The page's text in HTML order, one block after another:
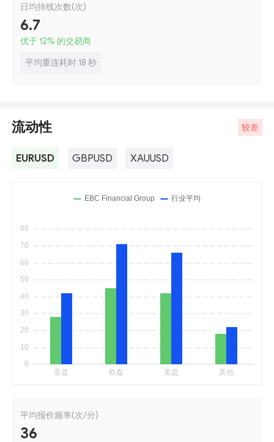
日均掉线次数(次)
6.7
优于 12% 的交易商
平均重连耗时 18 秒
流动性 较差
EURUSD GBPUSD XAUUSD
平均报价频率(次/分)
36